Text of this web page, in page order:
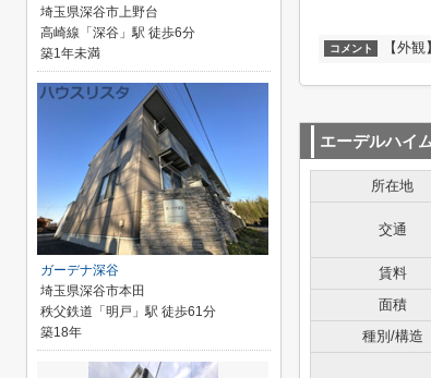
コメント 【外観】
エーデルハイ
所在地
交通
賃料
面積
種別/構造
埼玉県深谷市上野台
高崎線「深谷」駅 徒歩6分
築1年未満
ガーデナ深谷
埼玉県深谷市本田
秩父鉄道「明戸」駅 徒歩61分
築18年